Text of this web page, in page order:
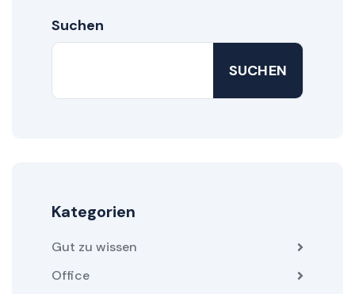
Suchen
SUCHEN
Kategorien
Gut zu wissen
Office